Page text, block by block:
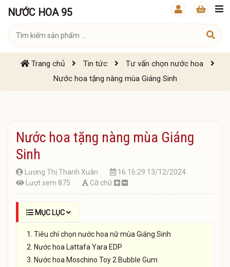
NƯỚC HOA 95
Trang chủ Tin tức
Tư vấn chọn nước hoa
Nước hoa tặng nàng mùa Giáng Sinh
Nước hoa tặng nàng mùa Giáng
Sinh
Lương Thị Thanh Xuân
16:16:29 13/12/2024
Lượt xem 875
Cỡ chữ
MỤC LỤC
Tiêu chí chọn nước hoa nữ mùa Giáng Sinh
Nước hoa Lattafa Yara EDP
Nước hoa Moschino Toy 2 Bubble Gum